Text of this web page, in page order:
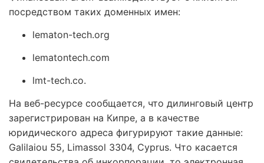
посредством таких доменных имен:
lematon-tech.org
lematontech.com
lmt-tech.co.
На веб-ресурсе сообщается, что дилинговый центр
зарегистрирован на Кипре, а в качестве
юридического адреса фигурируют такие данные:
Galilaiou 55, Limassol 3304, Cyprus. Что касается